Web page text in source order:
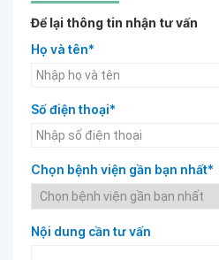
Để lại thông tin nhận tư vấn
Họ và tên*
Số điện thoại*
Chọn bệnh viện gần bạn nhất*
Nội dung cần tư vấn